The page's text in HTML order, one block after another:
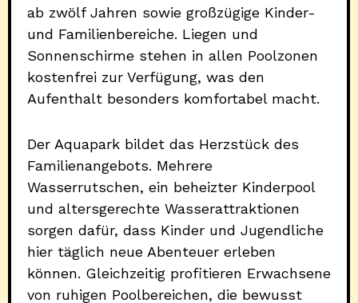
ab zwölf Jahren sowie großzügige Kinder-
und Familienbereiche. Liegen und
Sonnenschirme stehen in allen Poolzonen
kostenfrei zur Verfügung, was den
Aufenthalt besonders komfortabel macht.
Der Aquapark bildet das Herzstück des
Familienangebots. Mehrere
Wasserrutschen, ein beheizter Kinderpool
und altersgerechte Wasserattraktionen
sorgen dafür, dass Kinder und Jugendliche
hier täglich neue Abenteuer erleben
können. Gleichzeitig profitieren Erwachsene
von ruhigen Poolbereichen, die bewusst